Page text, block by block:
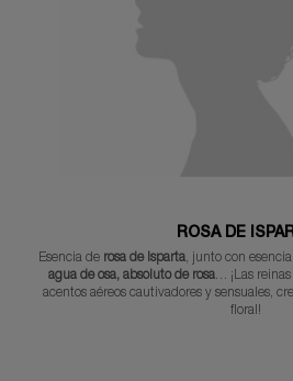
ROSA DE
Esencia de rosa de Isparta, junto con
agua de osa, absoluto de rosa… ¡Las reinas
acentos aéreos cautivadores y sensuales,
floral!